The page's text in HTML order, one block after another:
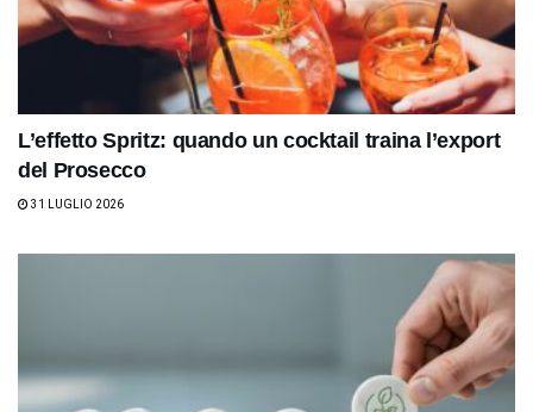
L’effetto Spritz: quando un cocktail traina l’export
del Prosecco
31 LUGLIO 2026